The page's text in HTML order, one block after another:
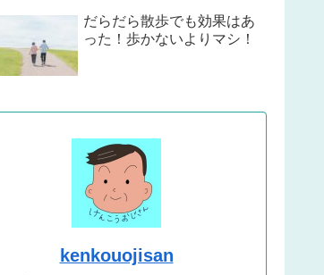
だらだら散歩でも効果はあ
った！歩かないよりマシ！
kenkouojisan